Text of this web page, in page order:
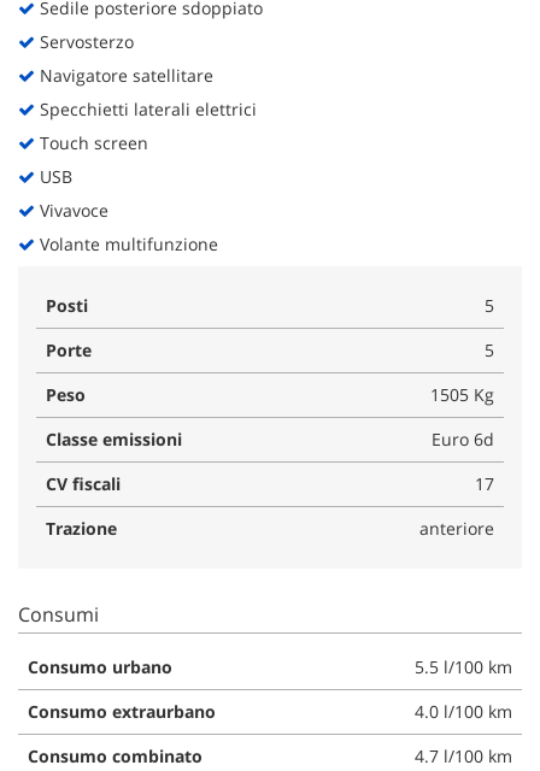
Sedile posteriore sdoppiato
Servosterzo
Navigatore satellitare
Specchietti laterali elettrici
Touch screen
USB
Vivavoce
Volante multifunzione
Posti
5
Porte
5
Peso
1505 Kg
Classe emissioni
Euro 6d
CV fiscali
17
Trazione
anteriore
Consumi
Consumo urbano
5.5 l/100 km
Consumo extraurbano
4.0 l/100 km
Consumo combinato
4.7 l/100 km